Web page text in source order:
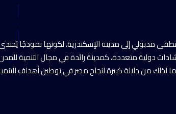
مدبولي إلى مدينة الإسكندرية، لكونها نموذجًا
دولية متعددة، كمدينة رائدة في مجال التنمية
لذلك من دلالة كبيرة لنجاح مصر في توطين أهداف